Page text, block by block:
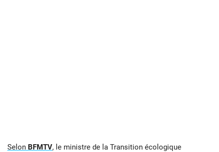
Selon BFMTV, le ministre de la Transition écologique